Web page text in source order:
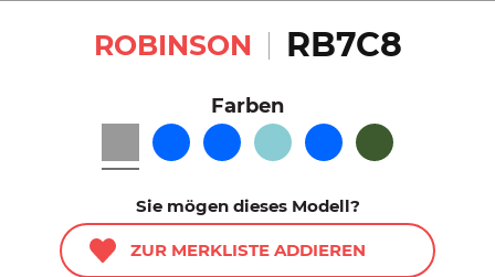
ROBINSON RB7C8
Farben
Sie mögen dieses Modell?
ZUR MERKLISTE ADDIEREN